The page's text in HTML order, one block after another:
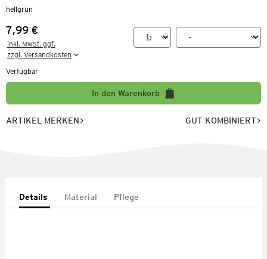
hellgrün
Preis:
7,99 €
inkl. MwSt. ggf.
zzgl. Versandkosten
Verfügbar
In den Warenkorb
ARTIKEL MERKEN GUT KOMBINIERT
Details Material Pflege